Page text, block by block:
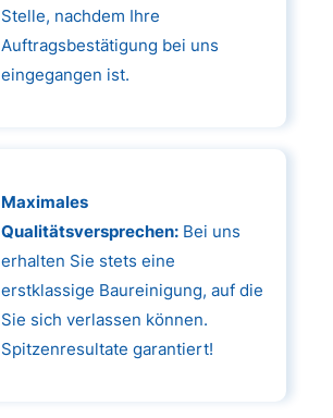
Stelle, nachdem Ihre
Auftragsbestätigung bei uns
eingegangen ist.
Maximales
Qualitätsversprechen:Bei uns
erhalten Sie stets eine
erstklassige Baureinigung, auf die
Sie sich verlassen können.
Spitzenresultate garantiert!